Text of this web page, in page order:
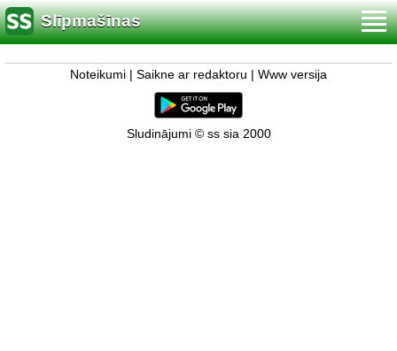
Slīpmašīnas
Noteikumi Saikne ar redaktoru Www versija
Sludinājumi © ss sia 2000